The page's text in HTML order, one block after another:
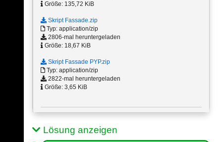
Größe: 135,72 KiB
Skript Fassade.zip
Typ: application/zip
2806-mal heruntergeladen
Größe: 18,67 KiB
Skript Fassade PYP.zip
Typ: application/zip
2822-mal heruntergeladen
Größe: 3,65 KiB
Lösung anzeigen